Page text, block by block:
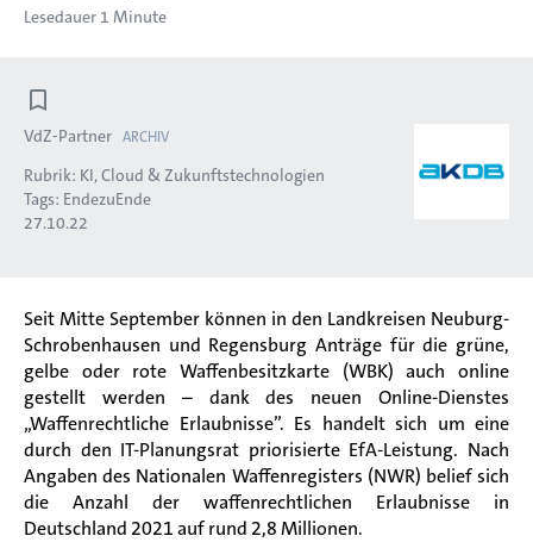
Lesedauer 1 Minute
VdZ-Partner ARCHIV
Rubrik: KI, Cloud & Zukunftstechnologien
Tags: EndezuEnde
27.10.22
Seit Mitte September können in den Landkreisen Neuburg-
Schrobenhausen und Regensburg Anträge für die grüne,
gelbe oder rote Waffenbesitzkarte (WBK) auch online
gestellt werden – dank des neuen Online-Dienstes
„Waffenrechtliche Erlaubnisse”. Es handelt sich um eine
durch den IT-Planungsrat priorisierte EfA-Leistung. Nach
Angaben des Nationalen Waffenregisters (NWR) belief sich
die Anzahl der waffenrechtlichen Erlaubnisse in
Deutschland 2021 auf rund 2,8 Millionen.